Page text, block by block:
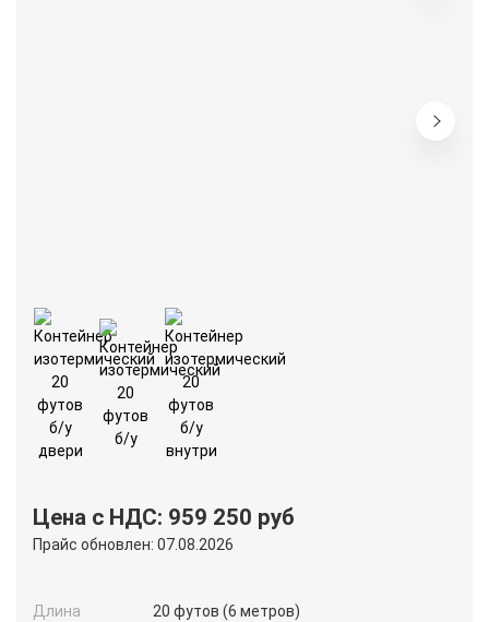
Цена с НДС: 959 250 руб
Прайс обновлен: 07.08.2026
Длина
20 футов (6 метров)